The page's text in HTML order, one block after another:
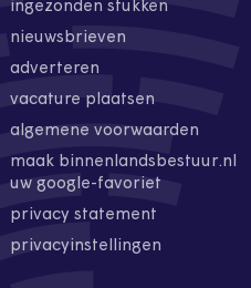
ingezonden stukken
nieuwsbrieven
adverteren
vacature plaatsen
algemene voorwaarden
maak binnenlandsbestuur.nl
uw google-favoriet
privacy statement
privacyinstellingen